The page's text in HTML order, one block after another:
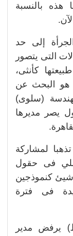
هذه بالنسبة
إلى حد
التى يتصور
كأنثى،
هو البحث عن
(سلوى)
يصر مديرها
لمشاركة
فى حقول
شيئ كنموذجين
فى فترة
يرفض مدير